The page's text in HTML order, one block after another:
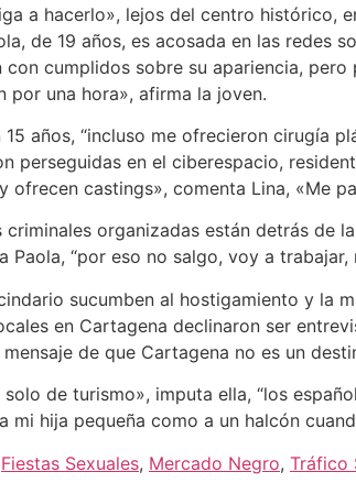
a hacerlo», lejos del centro histórico,
de 19 años, es acosada en las redes
cumplidos sobre su apariencia,
una hora», afirma la joven.
años, “incluso me ofrecieron cirugía
perseguidas en el ciberespacio,
castings», comenta Lina, «Me
organizadas están detrás de
Paola, “por eso no salgo, voy a
sucumben al hostigamiento y la
en Cartagena declinaron ser
de que Cartagena no es un
de turismo», imputa ella, “los
hija pequeña como a un halcón
Fiestas Sexuales, Mercado Negro, Tráfico